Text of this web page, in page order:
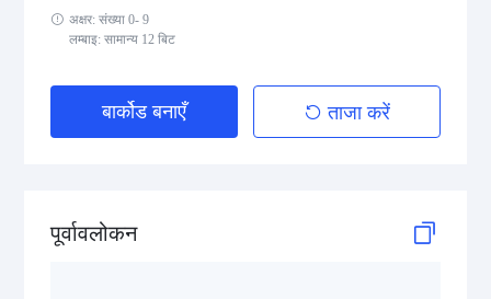
USPS PLANET
USPS POSTNET
GS1 DataBar
अक्षर: संख्या 0- 9
लम्बाइ: सामान्य 12 बिट
बार्कोड बनाएँ ताजा करें
पूर्वावलोकन